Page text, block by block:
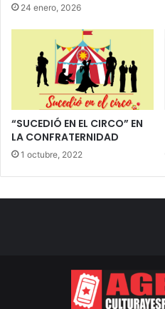
24 enero, 2026
“SUCEDIÓ EN EL CIRCO” EN
LA CONFRATERNIDAD
1 octubre, 2022